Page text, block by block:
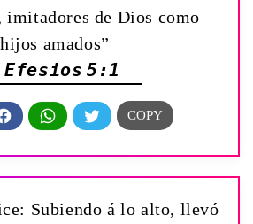
imitadores de Dios como
hijos amados”
Efesios 5:1
Subiendo á lo alto, llevó